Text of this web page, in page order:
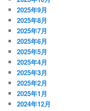
2025年9月
2025年8月
2025年7月
2025年6月
2025年5月
2025年4月
2025年3月
2025年2月
2025年1月
2024年12月